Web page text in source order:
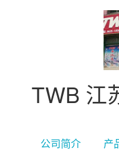
TWB 江
公司简介 产